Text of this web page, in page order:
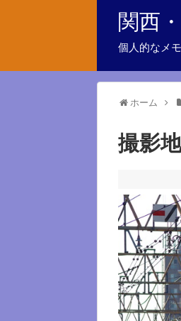
関西
個人的なメ
ホーム
撮影